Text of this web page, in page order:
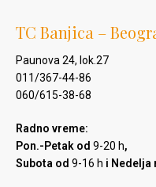
TC Banjica –
Paunova 24, lok.27
011/367-44-86
060/615-38-68
Radno vreme:
Pon.-Petak od 9-20 h,
Subota od 9-16 h i Nedelja